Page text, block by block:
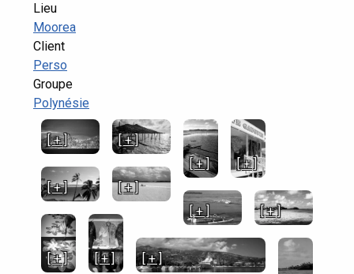
Lieu
Moorea
Client
Perso
Groupe
Polynésie
[ + ]
[ + ]
[ + ]
[ + ]
[ + ]
[ + ]
[ + ]
[ + ]
[ + ] [ + ] [ + ]